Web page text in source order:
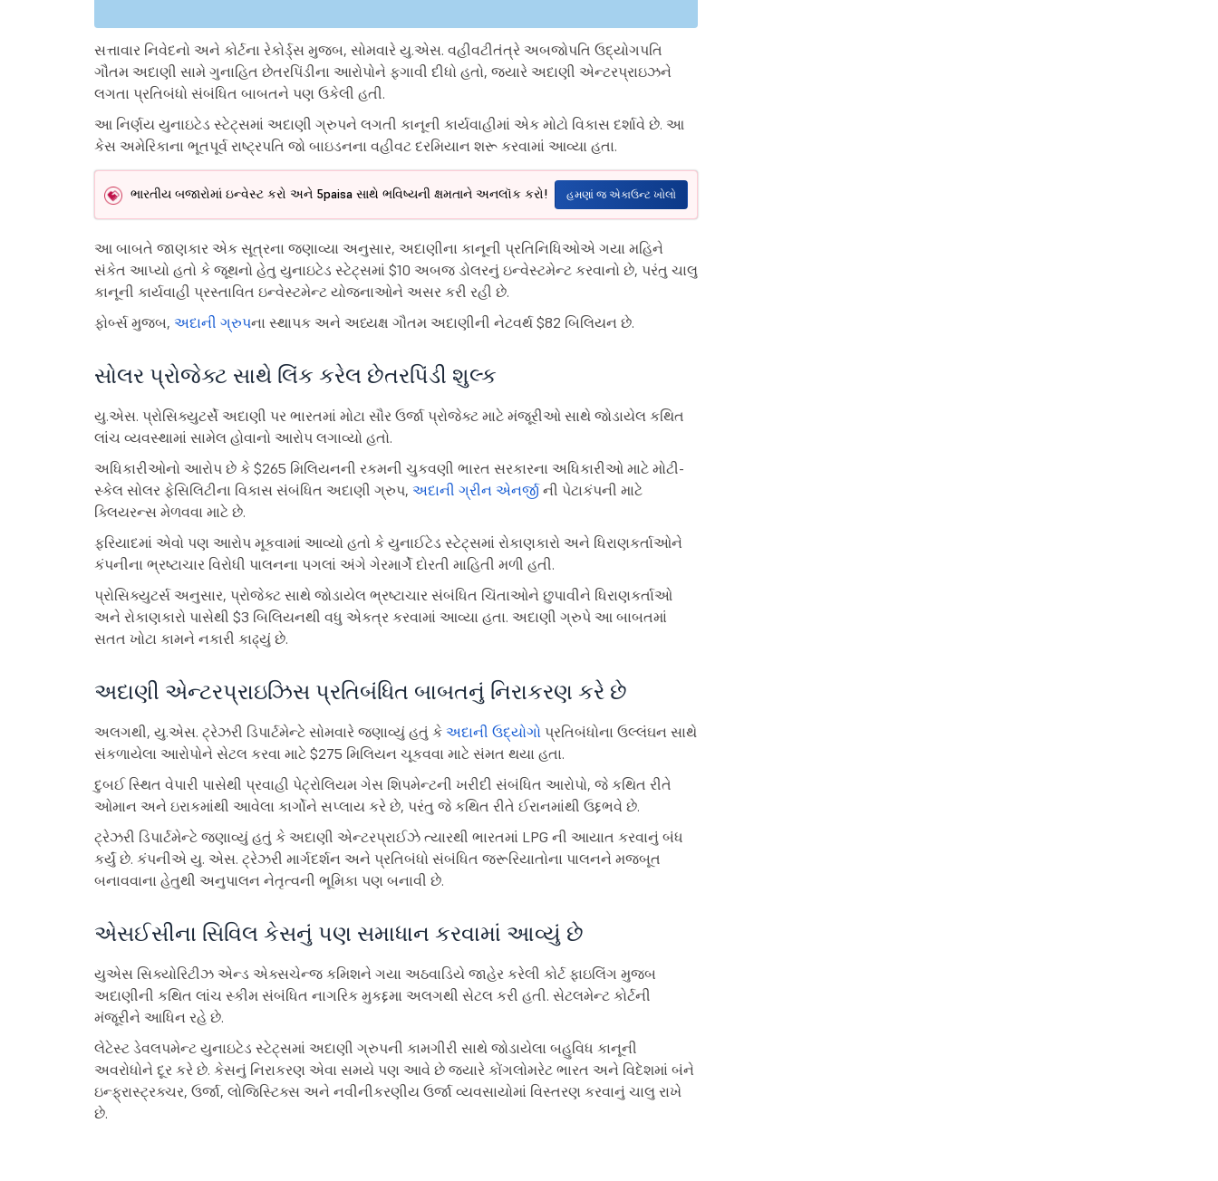
સત્તાવાર નિવેદનો અને કોર્ટના રેકોર્ડ્સ મુજબ, સોમવારે યુ.એસ. વહીવટીતંત્રે અબજોપતિ ઉદ્યોગપતિ
ગૌતમ અદાણી સામે ગુનાહિત છેતરપિંડીના આરોપોને ફગાવી દીધો હતો, જ્યારે અદાણી એન્ટરપ્રાઇઝને
લગતા પ્રતિબંધો સંબંધિત બાબતને પણ ઉકેલી હતી.
આ નિર્ણય યુનાઇટેડ સ્ટેટ્સમાં અદાણી ગ્રુપને લગતી કાનૂની કાર્યવાહીમાં એક મોટો વિકાસ દર્શાવે છે. આ
કેસ અમેરિકાના ભૂતપૂર્વ રાષ્ટ્રપતિ જો બાઇડનના વહીવટ દરમિયાન શરૂ કરવામાં આવ્યા હતા.
ભારતીય બજારોમાં ઇન્વેસ્ટ કરો અને 5paisa સાથે ભવિષ્યની ક્ષમતાને અનલૉક કરો! હમણાં જ એકાઉન્ટ ખોલો
આ બાબતે જાણકાર એક સૂત્રના જણાવ્યા અનુસાર, અદાણીના કાનૂની પ્રતિનિધિઓએ ગયા મહિને
સંકેત આપ્યો હતો કે જૂથનો હેતુ યુનાઇટેડ સ્ટેટ્સમાં $10 અબજ ડોલરનું ઇન્વેસ્ટમેન્ટ કરવાનો છે, પરંતુ ચાલુ
કાનૂની કાર્યવાહી પ્રસ્તાવિત ઇન્વેસ્ટમેન્ટ યોજનાઓને અસર કરી રહી છે.
ફોર્બ્સ મુજબ, અદાની ગ્રુપના સ્થાપક અને અધ્યક્ષ ગૌતમ અદાણીની નેટવર્થ $82 બિલિયન છે.
સોલર પ્રોજેક્ટ સાથે લિંક કરેલ છેતરપિંડી શુલ્ક
યુ.એસ. પ્રોસિક્યુટર્સે અદાણી પર ભારતમાં મોટા સૌર ઉર્જા પ્રોજેક્ટ માટે મંજૂરીઓ સાથે જોડાયેલ કથિત
લાંચ વ્યવસ્થામાં સામેલ હોવાનો આરોપ લગાવ્યો હતો.
અધિકારીઓનો આરોપ છે કે $265 મિલિયનની રકમની ચુકવણી ભારત સરકારના અધિકારીઓ માટે મોટી-
સ્કેલ સોલર ફેસિલિટીના વિકાસ સંબંધિત અદાણી ગ્રુપ, અદાની ગ્રીન એનર્જીની પેટાકંપની માટે
ક્લિયરન્સ મેળવવા માટે છે.
ફરિયાદમાં એવો પણ આરોપ મૂકવામાં આવ્યો હતો કે યુનાઈટેડ સ્ટેટ્સમાં રોકાણકારો અને ધિરાણકર્તાઓને
કંપનીના ભ્રષ્ટાચાર વિરોધી પાલનના પગલાં અંગે ગેરમાર્ગે દોરતી માહિતી મળી હતી.
પ્રોસિક્યુટર્સ અનુસાર, પ્રોજેક્ટ સાથે જોડાયેલ ભ્રષ્ટાચાર સંબંધિત ચિંતાઓને છુપાવીને ધિરાણકર્તાઓ
અને રોકાણકારો પાસેથી $3 બિલિયનથી વધુ એકત્ર કરવામાં આવ્યા હતા. અદાણી ગ્રુપે આ બાબતમાં
સતત ખોટા કામને નકારી કાઢ્યું છે.
અદાણી એન્ટરપ્રાઇઝિસ પ્રતિબંધિત બાબતનું નિરાકરણ કરે છે
અલગથી, યુ.એસ. ટ્રેઝરી ડિપાર્ટમેન્ટે સોમવારે જણાવ્યું હતું કે અદાની ઉદ્યોગોપ્રતિબંધોના ઉલ્લંઘન સાથે
સંકળાયેલા આરોપોને સેટલ કરવા માટે $275 મિલિયન ચૂકવવા માટે સંમત થયા હતા.
દુબઈ સ્થિત વેપારી પાસેથી પ્રવાહી પેટ્રોલિયમ ગેસ શિપમેન્ટની ખરીદી સંબંધિત આરોપો, જે કથિત રીતે
ઓમાન અને ઇરાકમાંથી આવેલા કાર્ગોને સપ્લાય કરે છે, પરંતુ જે કથિત રીતે ઈરાનમાંથી ઉદ્દભવે છે.
ટ્રેઝરી ડિપાર્ટમેન્ટે જણાવ્યું હતું કે અદાણી એન્ટરપ્રાઈઝે ત્યારથી ભારતમાં LPG ની આયાત કરવાનું બંધ
કર્યું છે. કંપનીએ યુ. એસ. ટ્રેઝરી માર્ગદર્શન અને પ્રતિબંધો સંબંધિત જરૂરિયાતોના પાલનને મજબૂત
બનાવવાના હેતુથી અનુપાલન નેતૃત્વની ભૂમિકા પણ બનાવી છે.
એસઈસીના સિવિલ કેસનું પણ સમાધાન કરવામાં આવ્યું છે
યુએસ સિક્યોરિટીઝ એન્ડ એક્સચેન્જ કમિશને ગયા અઠવાડિયે જાહેર કરેલી કોર્ટ ફાઇલિંગ મુજબ
અદાણીની કથિત લાંચ સ્કીમ સંબંધિત નાગરિક મુકદ્દમા અલગથી સેટલ કરી હતી. સેટલમેન્ટ કોર્ટની
મંજૂરીને આધિન રહે છે.
લેટેસ્ટ ડેવલપમેન્ટ યુનાઇટેડ સ્ટેટ્સમાં અદાણી ગ્રુપની કામગીરી સાથે જોડાયેલા બહુવિધ કાનૂની
અવરોધોને દૂર કરે છે. કેસનું નિરાકરણ એવા સમયે પણ આવે છે જ્યારે કોંગલોમરેટ ભારત અને વિદેશમાં બંને
ઇન્ફ્રાસ્ટ્રક્ચર, ઉર્જા, લોજિસ્ટિક્સ અને નવીનીકરણીય ઉર્જા વ્યવસાયોમાં વિસ્તરણ કરવાનું ચાલુ રાખે
છે.